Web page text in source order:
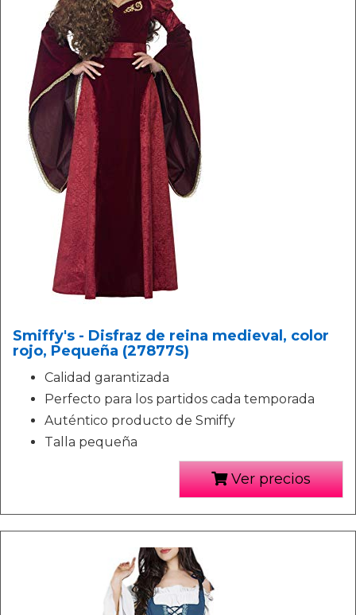
Smiffy's - Disfraz de reina medieval, color
rojo, Pequeña (27877S)
Calidad garantizada
Perfecto para los partidos cada temporada
Auténtico producto de Smiffy
Talla pequeña
Ver precios